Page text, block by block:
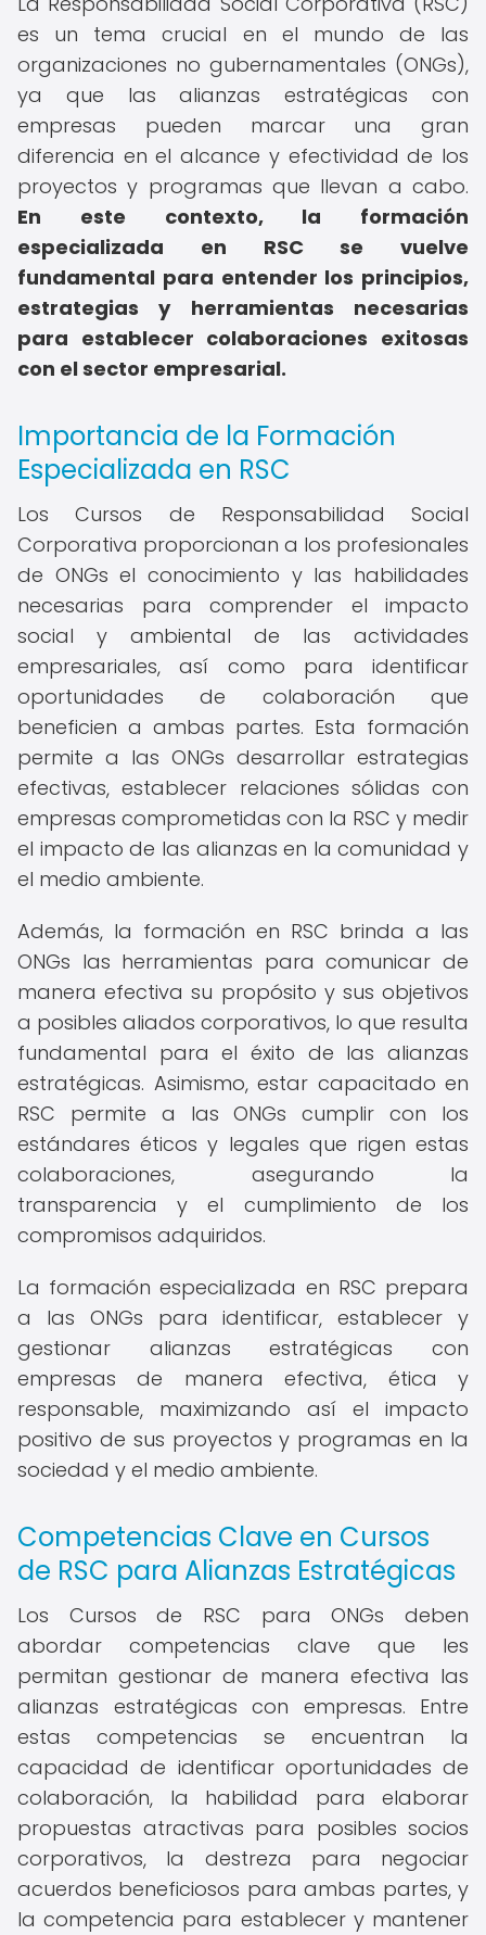
es un tema crucial en el mundo de las
organizaciones no gubernamentales (ONGs),
ya que las alianzas estratégicas con
empresas pueden marcar una gran
diferencia en el alcance y efectividad de los
proyectos y programas que llevan a cabo.
En este contexto, la formación
especializada en RSC se vuelve
fundamental para entender los principios,
estrategias y herramientas necesarias
para establecer colaboraciones exitosas
con el sector empresarial.
Importancia de la Formación
Especializada en RSC
Los Cursos de Responsabilidad Social
Corporativa proporcionan a los profesionales
de ONGs el conocimiento y las habilidades
necesarias para comprender el impacto
social y ambiental de las actividades
empresariales, así como para identificar
oportunidades de colaboración que
beneficien a ambas partes. Esta formación
permite a las ONGs desarrollar estrategias
efectivas, establecer relaciones sólidas con
empresas comprometidas con la RSC y medir
el impacto de las alianzas en la comunidad y
el medio ambiente.
Además, la formación en RSC brinda a las
ONGs las herramientas para comunicar de
manera efectiva su propósito y sus objetivos
a posibles aliados corporativos, lo que resulta
fundamental para el éxito de las alianzas
estratégicas. Asimismo, estar capacitado en
RSC permite a las ONGs cumplir con los
estándares éticos y legales que rigen estas
colaboraciones, asegurando la
transparencia y el cumplimiento de los
compromisos adquiridos.
La formación especializada en RSC prepara
a las ONGs para identificar, establecer y
gestionar alianzas estratégicas con
empresas de manera efectiva, ética y
responsable, maximizando así el impacto
positivo de sus proyectos y programas en la
sociedad y el medio ambiente.
Competencias Clave en Cursos
de RSC para Alianzas Estratégicas
Los Cursos de RSC para ONGs deben
abordar competencias clave que les
permitan gestionar de manera efectiva las
alianzas estratégicas con empresas. Entre
estas competencias se encuentran la
capacidad de identificar oportunidades de
colaboración, la habilidad para elaborar
propuestas atractivas para posibles socios
corporativos, la destreza para negociar
acuerdos beneficiosos para ambas partes, y
la competencia para establecer y mantener